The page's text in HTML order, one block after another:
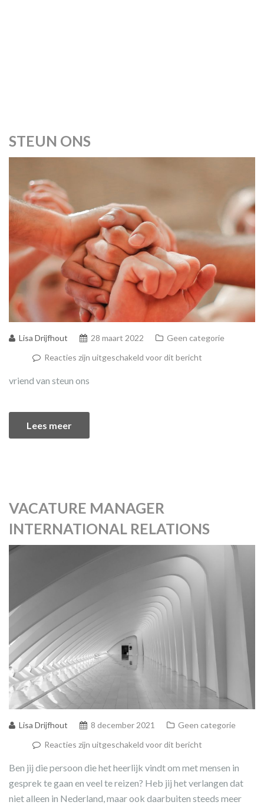
STEUN ONS
Lisa Drijfhout 28 maart 2022
Geen categorie
Reacties zijn uitgeschakeld voor dit bericht
vriend van steun ons
Lees meer
VACATURE MANAGER
INTERNATIONAL RELATIONS
Lisa Drijfhout 8 december 2021
Geen categorie
Reacties zijn uitgeschakeld voor dit bericht
Ben jij die persoon die het heerlijk vindt om met mensen in
gesprek te gaan en veel te reizen? Heb jij het verlangen dat
niet alleen in Nederland, maar ook daarbuiten steeds meer